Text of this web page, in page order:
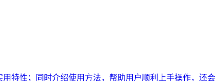
特性；同时介绍使用方法，帮助用户顺利上手操作，还会